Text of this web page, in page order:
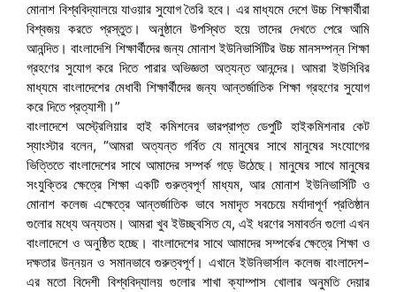
মোনাশ বিশ্ববিদ্যালয়ে যাওয়ার সুযোগ তৈরি হবে। এর মাধ্যমে দেশে উচ্চ শিক্ষার্থীরা
বিশ্বজয় করতে প্রস্তুত। অনুষ্ঠানে উপস্থিত হয়ে তাদের দেখতে পেরে আমি
আনন্দিত। বাংলাদেশি শিক্ষার্থীদের জন্য মোনাশ ইউনিভার্সিটির উচ্চ মানসম্পন্ন শিক্ষা
গ্রহণের সুযোগ করে দিতে পারার অভিজ্ঞতা অত্যন্ত আনন্দের। আমরা ইউসিবির
মাধ্যমে বাংলাদেশের মেধাবী শিক্ষার্থীদের জন্য আন্তর্জাতিক শিক্ষা গ্রহণের সুযোগ
করে দিতে প্রত্যাশী।”
বাংলাদেশে অস্ট্রেলিয়ার হাই কমিশনের ভারপ্রাপ্ত ডেপুটি হাইকমিশনার কেট
স্যাংস্টার বলেন, “আমরা অত্যন্ত গর্বিত যে মানুষের সাথে মানুষের সংযোগের
ভিত্তিতে বাংলাদেশের সাথে আমাদের সম্পর্ক গড়ে উঠেছে। মানুষের সাথে মানুষের
সংযুক্তির ক্ষেত্রে শিক্ষা একটি গুরুত্বপূর্ণ মাধ্যম, আর মোনাশ ইউনিভার্সিটি ও
মোনাশ কলেজ এক্ষেত্রে আন্তর্জাতিক ভাবে সমাদৃত সবচেয়ে মর্যাদাপূর্ণ প্রতিষ্ঠান
গুলোর মধ্যে অন্যতম। আমরা খুব ইউচ্ছ্বসিত যে, এই ধরণের সমাবর্তন গুলো এখন
বাংলাদেশে ও অনুষ্ঠিত হচ্ছে। বাংলাদেশের সাথে আমাদের সম্পর্কের ক্ষেত্রে শিক্ষা ও
দক্ষতার উন্নয়ন ও সমানভাবে গুরুত্বপূর্ণ। এখানে ইউনিভার্সাল কলেজ বাংলাদেশ-
এর মতো বিদেশী বিশ্ববিদ্যালয় গুলোর শাখা ক্যাম্পাস খোলার অনুমতি দেয়ার